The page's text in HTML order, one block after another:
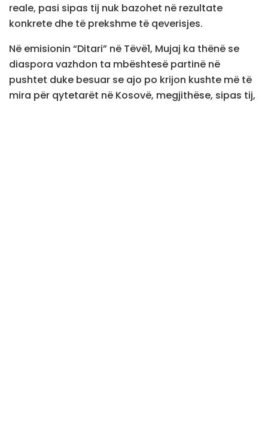
reale, pasi sipas tij nuk bazohet në rezultate
konkrete dhe të prekshme të qeverisjes.
Në emisionin “Ditari” në Tëvë1, Mujaj ka thënë se
diaspora vazhdon ta mbështesë partinë në
pushtet duke besuar se ajo po krijon kushte më të
mira për qytetarët në Kosovë, megjithëse, sipas tij,